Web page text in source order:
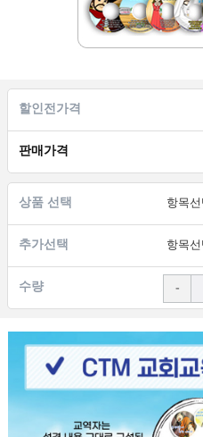
할인전가격
판매가격
상품 선택
추가선택
수량 -